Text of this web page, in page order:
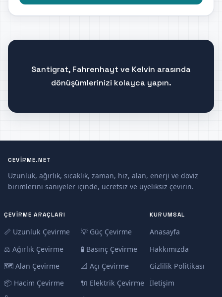
Santigrat, Fahrenhayt ve Kelvin arasında
dönüşümlerinizi kolayca yapın.
CEVIRME.NET
Uzunluk, ağırlık, sıcaklık, zaman, hız, alan, enerji ve döviz
birimlerini saniyeler içinde, ücretsiz ve üyeliksiz çevirin.
ÇEVIRME ARAÇLARI
📏 Uzunluk Çevirme
⚖️ Ağırlık Çevirme
🗺️ Alan Çevirme
📦 Hacim Çevirme
💡 Güç Çevirme
🧪 Basınç Çevirme
📐 Açı Çevirme
🔌 Elektrik Çevirme
KURUMSAL
Anasayfa
Hakkımızda
Gizlilik Politikası
İletişim